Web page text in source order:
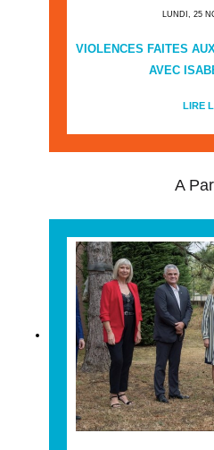
LUNDI, 25
VIOLENCES FAITES
AVEC
LIRE
A